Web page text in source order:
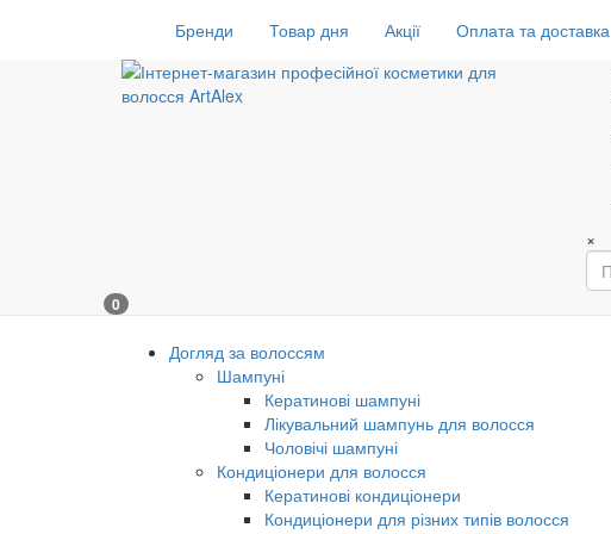
Бренди Товар дня Акції Оплата та доставка
×
0
Догляд за волоссям
Шампуні
Кератинові шампуні
Лікувальний шампунь для волосся
Чоловічі шампуні
Кондиціонери для волосся
Кератинові кондиціонери
Кондиціонери для різних типів волосся